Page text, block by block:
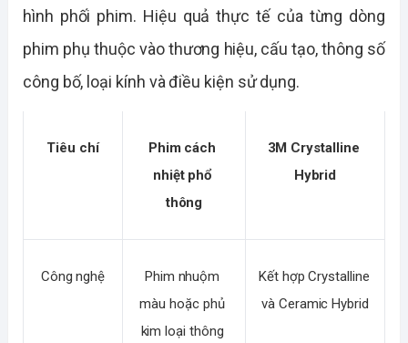
hình phối phim. Hiệu quả thực tế của từng dòng
phim phụ thuộc vào thương hiệu, cấu tạo, thông số
công bố, loại kính và điều kiện sử dụng.
Tiêu chí
Phim cách
nhiệt phổ
thông
3M Crystalline
Hybrid
Công nghệ
Phim nhuộm
màu hoặc phủ
kim loại thông
Kết hợp Crystalline
và Ceramic Hybrid